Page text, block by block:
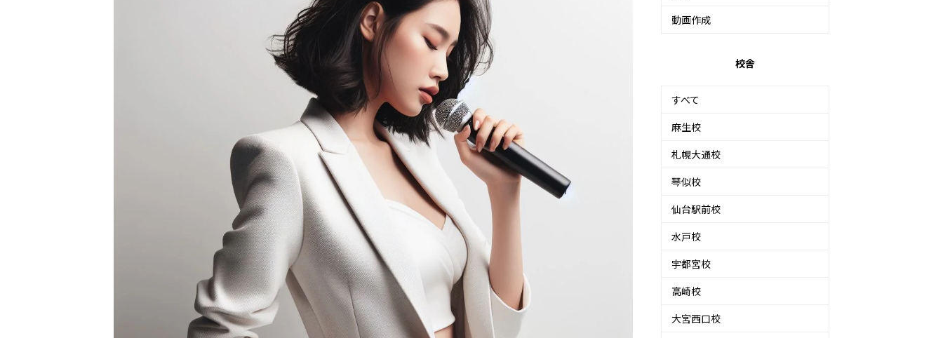
動画作成
校舎
すべて
麻生校
札幌大通校
琴似校
仙台駅前校
水戸校
宇都宮校
高崎校
大宮西口校